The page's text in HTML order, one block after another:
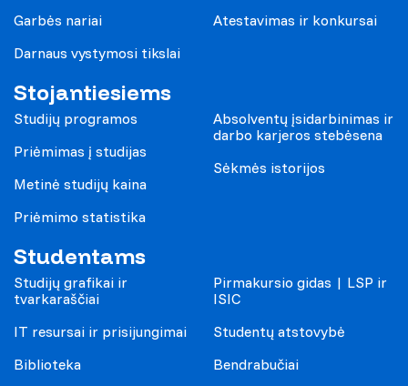
Garbės nariai
Darnaus vystymosi tikslai
Atestavimas ir konkursai
Stojantiesiems
Studijų programos
Priėmimas į studijas
Metinė studijų kaina
Priėmimo statistika
Absolventų įsidarbinimas ir
darbo karjeros stebėsena
Sėkmės istorijos
Studentams
Studijų grafikai ir
tvarkaraščiai
IT resursai ir prisijungimai
Biblioteka
Pirmakursio gidas | LSP ir
ISIC
Studentų atstovybė
Bendrabučiai